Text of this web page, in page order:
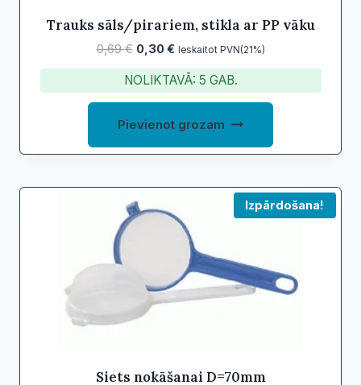
Trauks sāls/pirariem, stikla ar PP vāku
0,69€ Original
price
was:
0,69 €.
0,30€Current
price
is:
0,30 €.
Ieskaitot PVN(21%)
NOLIKTAVĀ: 5 GAB.
Pievienot grozam
Izpārdošana!
Siets nokāšanai D=70mm